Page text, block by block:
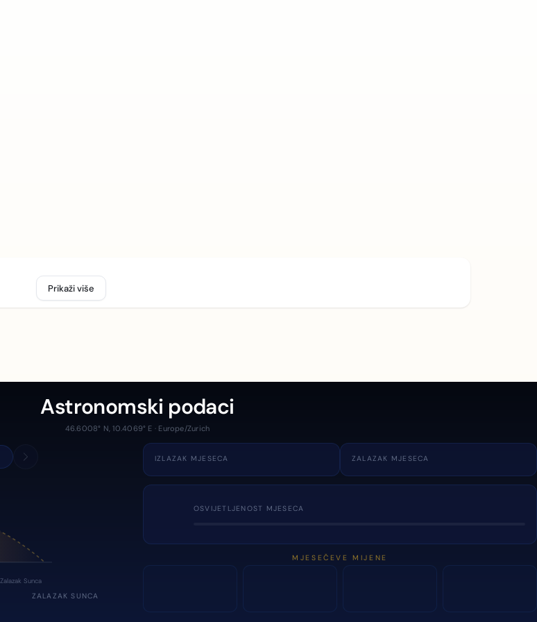
Prikaži više
Astronomski podaci
46.6008° N, 10.4069° E · Europe/Zurich
Zalazak Sunca
ZALAZAK SUNCA
IZLAZAK MJESECA ZALAZAK MJESECA
OSVIJETLJENOST MJESECA
MJESEČEVE MIJENE